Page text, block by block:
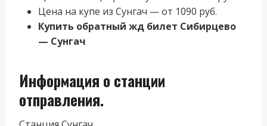
Цена на купе из Сунгач — от 1090 руб.
Купить обратный жд билет Сибирцево
— Сунгач
Информация о станции
отправления.